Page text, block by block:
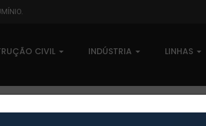
CIVIL INDÚSTRIA LINHAS